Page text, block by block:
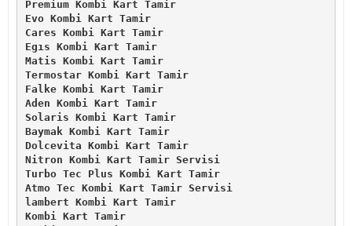
Premium Kombi Kart Tamir
Evo Kombi Kart Tamir
Cares Kombi Kart Tamir
Egıs Kombi Kart Tamir
Matis Kombi Kart Tamir
Termostar Kombi Kart Tamir
Falke Kombi Kart Tamir
Aden Kombi Kart Tamir
Solaris Kombi Kart Tamir
Baymak Kombi Kart Tamir
Dolcevita Kombi Kart Tamir
Nitron Kombi Kart Tamir Servisi
Turbo Tec Plus Kombi Kart Tamir
Atmo Tec Kombi Kart Tamir Servisi
lambert Kombi Kart Tamir
Kombi Kart Tamir